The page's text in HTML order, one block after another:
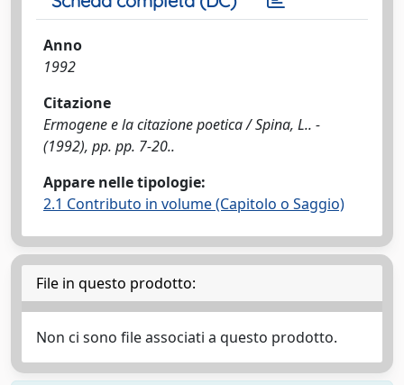
Anno
1992
Citazione
Ermogene e la citazione poetica / Spina, L.. -
(1992), pp. pp. 7-20..
Appare nelle tipologie:
2.1 Contributo in volume (Capitolo o Saggio)
File in questo prodotto:
Non ci sono file associati a questo prodotto.